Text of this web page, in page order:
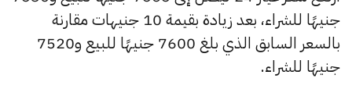
جنيهًا للشراء، بعد زيادة بقيمة 10 جنيهات مقارنة
بالسعر السابق الذي بلغ 7600 جنيهًا للبيع و7520
جنيهًا للشراء.